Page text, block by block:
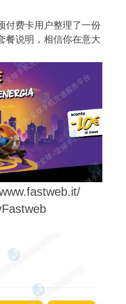
付费卡用户整理了一份
餐说明，相信你在意大